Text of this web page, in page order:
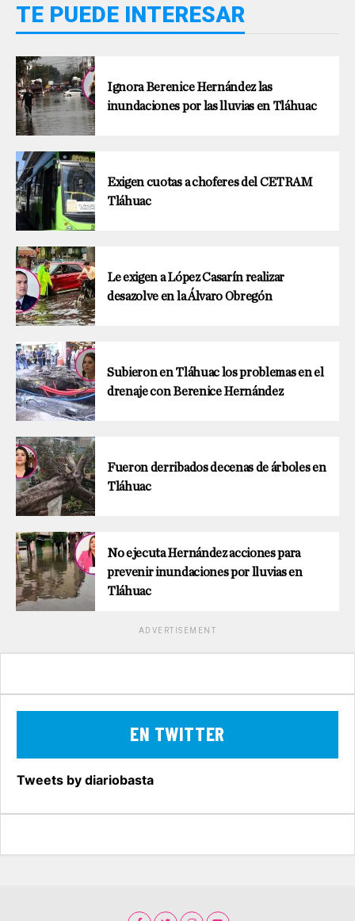
TE PUEDE INTERESAR
Ignora Berenice Hernández las
inundaciones por las lluvias en Tláhuac
Exigen cuotas a choferes del CETRAM
Tláhuac
Le exigen a López Casarín realizar
desazolve en la Álvaro Obregón
Subieron en Tláhuac los problemas en el
drenaje con Berenice Hernández
Fueron derribados decenas de árboles en
Tláhuac
No ejecuta Hernández acciones para
prevenir inundaciones por lluvias en
Tláhuac
ADVERTISEMENT
EN TWITTER
Tweets by diariobasta